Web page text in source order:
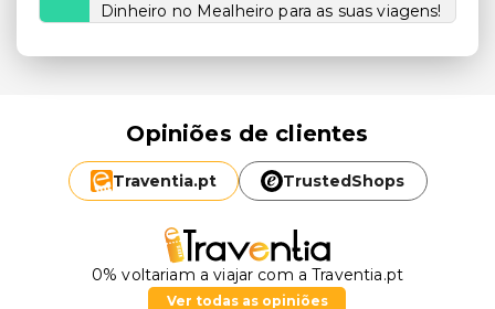
Dinheiro no Mealheiro para as suas viagens!
Opiniões de clientes
Traventia.pt TrustedShops
0% voltariam a viajar com a Traventia.pt
Ver todas as opiniões